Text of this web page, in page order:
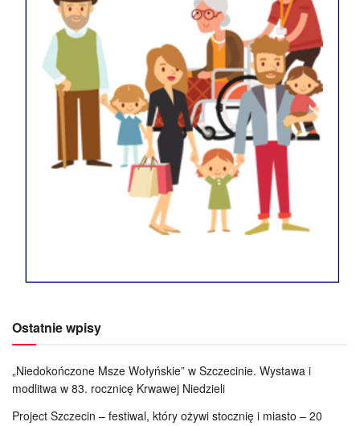
Ostatnie wpisy
„Niedokończone Msze Wołyńskie” w Szczecinie. Wystawa i
modlitwa w 83. rocznicę Krwawej Niedzieli
Project Szczecin – festiwal, który ożywi stocznię i miasto – 20